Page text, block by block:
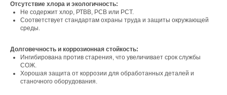
Отсутствие хлора и экологичность:
Не содержит хлор, РТВВ, РСВ или РСТ.
Соответствует стандартам охраны труда и защиты окружающей
среды.
Долговечность и коррозионная стойкость:
Ингибирована против старения, что увеличивает срок службы
СОЖ.
Хорошая защита от коррозии для обработанных деталей и
станочного оборудования.
Контакты